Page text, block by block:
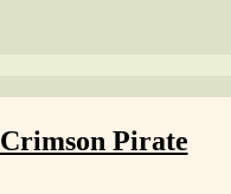
Crimson Pirate